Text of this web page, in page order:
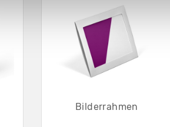
Bilderrahmen